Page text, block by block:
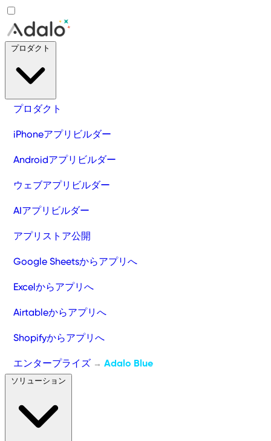
プロダクト
iPhoneアプリビルダー
Androidアプリビルダー
ウェブアプリビルダー
AIアプリビルダー
アプリストア公開
Google Sheetsからアプリへ
Excelからアプリへ
Airtableからアプリへ
Shopifyからアプリへ
エンタープライズ → Adalo Blue